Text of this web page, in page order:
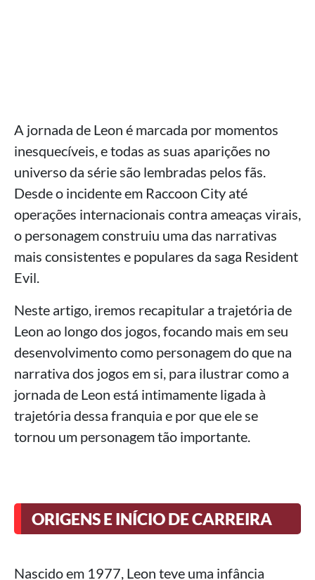
A jornada de Leon é marcada por momentos
inesquecíveis, e todas as suas aparições no
universo da série são lembradas pelos fãs.
Desde o incidente em Raccoon City até
operações internacionais contra ameaças virais,
o personagem construiu uma das narrativas
mais consistentes e populares da saga Resident
Evil.
Neste artigo, iremos recapitular a trajetória de
Leon ao longo dos jogos, focando mais em seu
desenvolvimento como personagem do que na
narrativa dos jogos em si, para ilustrar como a
jornada de Leon está intimamente ligada à
trajetória dessa franquia e por que ele se
tornou um personagem tão importante.
ORIGENS E INÍCIO DE CARREIRA
Nascido em 1977, Leon teve uma infância